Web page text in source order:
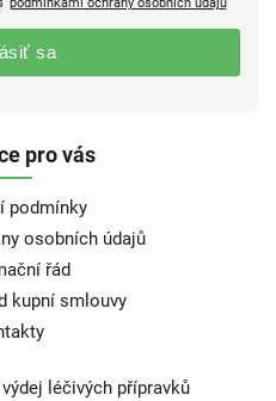
pro vás
podmínky
osobních údajů
řád
kupní smlouvy
sa